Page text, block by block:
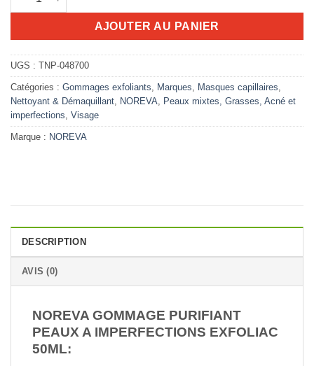
AJOUTER AU PANIER
UGS : TNP-048700
Catégories : Gommages exfoliants Marques Masques capillaires
Nettoyant & Démaquillant NOREVA
Peaux mixtes, Grasses, Acné et
imperfections Visage
Marque : NOREVA
DESCRIPTION
AVIS (0)
NOREVA GOMMAGE PURIFIANT
PEAUX A IMPERFECTIONS EXFOLIAC
50ML: